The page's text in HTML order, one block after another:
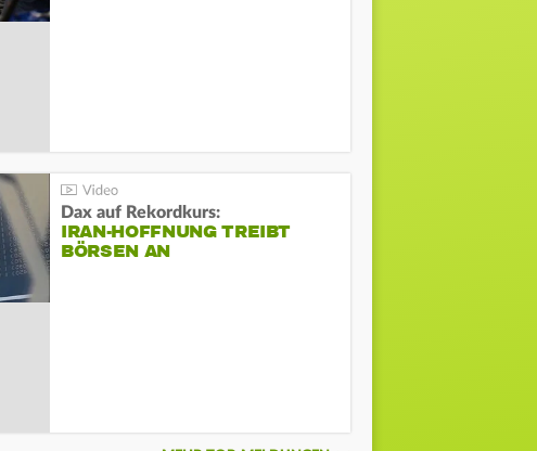
Dax auf Rekordkurs:
IRAN-HOFFNUNG TREIBT
BÖRSEN AN